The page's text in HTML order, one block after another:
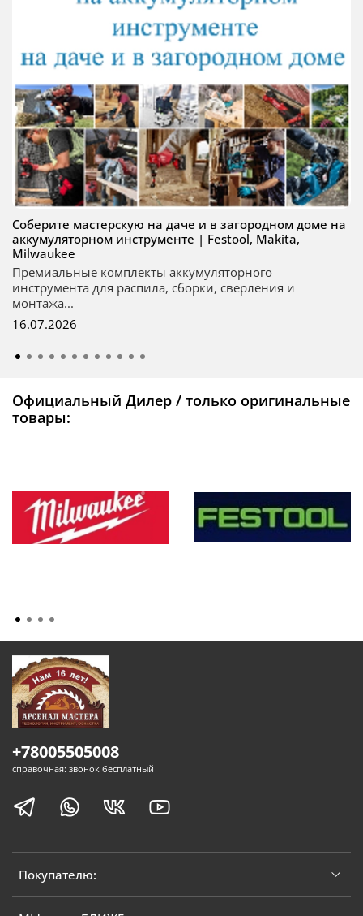
Соберите мастерскую на даче и в загородном доме на
аккумуляторном инструменте | Festool, Makita,
Milwaukee
Премиальные комплекты аккумуляторного
инструмента для распила, сборки, сверления и
монтажа...
16.07.2026
Официальный Дилер / только оригинальные
товары:
Покупателю:
+78005505008
справочная: звонок бесплатный